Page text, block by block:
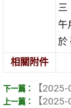
三
午
於
相關附件
【2025-
【2025-